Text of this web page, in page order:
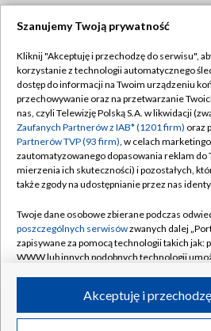
TVP
Abonament TVP
Emisja w TVP
Centrum informacji TVP
Naziemna Telewizja Cyfrowa
Rada Programowa
System NOS
Informacje o nadawcy
Program dla prasy
Regulamin
Polityka
Moje
Pomoc
Kontakt
Kanały
©2026 Telewizja Polska
Szanujemy Twoją prywatność
Kliknij "Akceptuję i przechodzę do serwisu",
korzystanie z technologii automatycznego
dostęp do informacji na Twoim urządzeniu
przechowywanie oraz na przetwarzanie
nas, czyli Telewizję Polską S.A. w likwidacji
Zaufanych Partnerów z IAB* (1201 firm) oraz
Partnerów TVP (93 firm), w celach
zautomatyzowanego dopasowania reklam do
mierzenia ich skuteczności) i pozostałych,
także zgody na udostępnianie przez nas
Twoje dane osobowe zbierane podczas
poszczególnych serwisówzwanych dalej
zapisywane za pomocą technologii takich jak:
WWW lub innych podobnych technologii
ruchu w Internecie.Akceptuję i